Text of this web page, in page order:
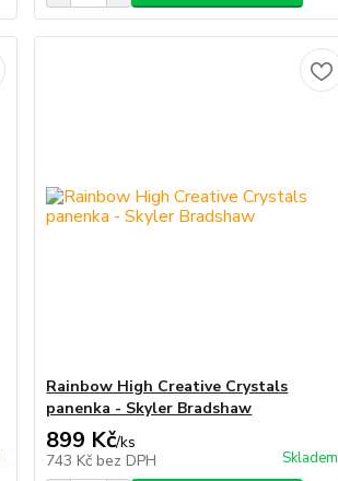
Rainbow High Creative Crystals
panenka - Skyler Bradshaw
899 Kč/ks
743 Kč bez DPH Skladem